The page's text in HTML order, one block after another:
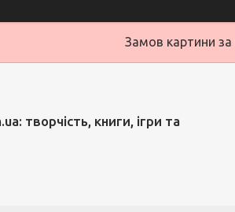
Замов картини
творчість, книги, ігри та